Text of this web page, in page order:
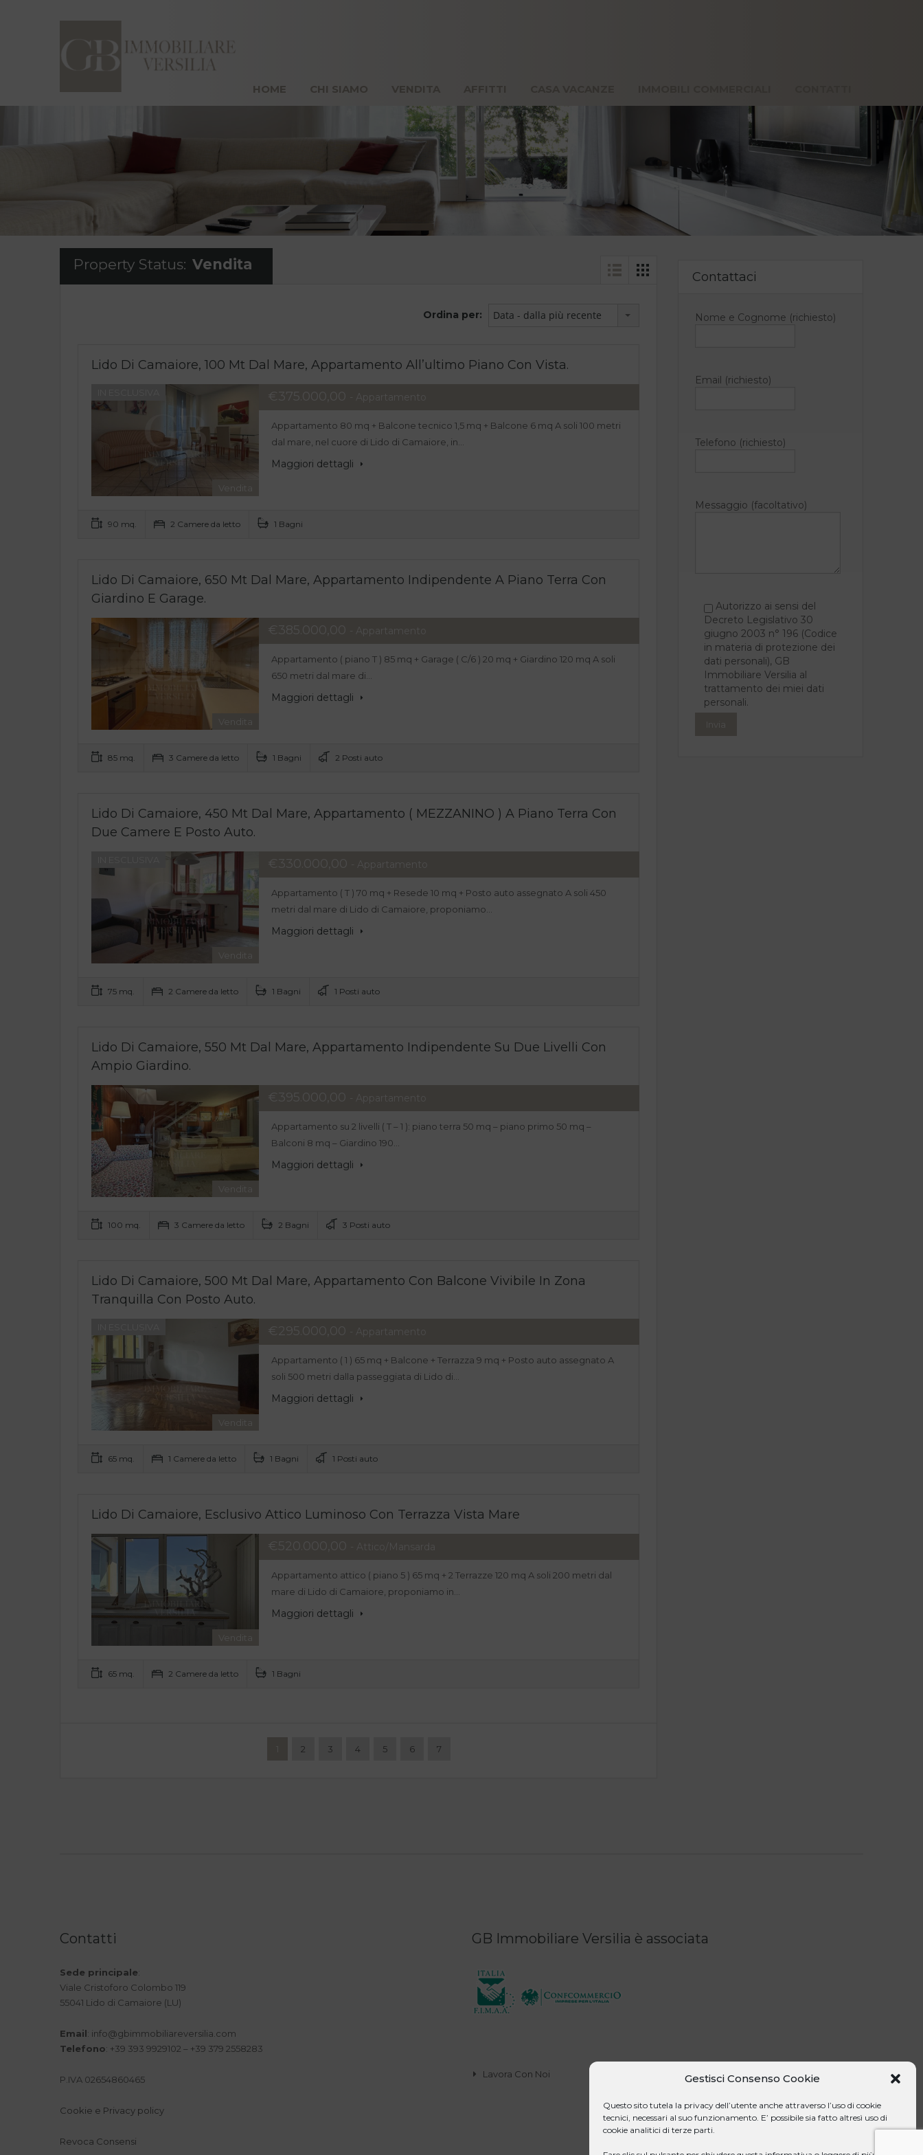
Gestisci Consenso Cookie
Questo sito tutela la privacy dell’utente anche attraverso l’uso di cookie
tecnici, necessari al suo funzionamento. E’ possibile sia fatto altresì uso di
cookie analitici di terze parti.
HOME CHI SIAMO VENDITA
Property Status: Vendita
Ordina per: Data - dalla più recente
Lido Di Camaiore, 100 Mt Dal Mare, Appartamento All’ultimo Piano Con Vista.
Vendita
€375.000,00 - Appartamento
Appartamento 80 mq + Balcone tecnico 1,5 mq + Balcone 6 mq A soli 100 metri
dal mare, nel cuore di Lido di Camaiore, in…
Maggiori dettagli
90 mq. 2 Camere da letto 1 Bagni
Lido Di Camaiore, 650 Mt Dal Mare, Appartamento Indipendente A Piano Terra Con
Giardino E Garage.
Vendita
€385.000,00 - Appartamento
Appartamento ( piano T ) 85 mq + Garage ( C/6 ) 20 mq + Giardino 120 mq A soli
650 metri dal mare di…
Maggiori dettagli
85 mq. 3 Camere da letto 1 Bagni 2 Posti auto
Lido Di Camaiore, 450 Mt Dal Mare, Appartamento ( MEZZANINO ) A Piano Terra Con
Due Camere E Posto Auto.
Vendita
€330.000,00 - Appartamento
Appartamento ( T ) 70 mq + Resede 10 mq + Posto auto assegnato A soli 450
metri dal mare di Lido di Camaiore, proponiamo…
Maggiori dettagli
75 mq. 2 Camere da letto 1 Bagni 1 Posti auto
Lido Di Camaiore, 550 Mt Dal Mare, Appartamento Indipendente Su Due Livelli Con
Ampio Giardino.
Vendita
€395.000,00 - Appartamento
Appartamento su 2 livelli ( T – 1 ): piano terra 50 mq – piano primo 50 mq –
Balconi 8 mq – Giardino 190…
Maggiori dettagli
100 mq. 3 Camere da letto 2 Bagni 3 Posti auto
Lido Di Camaiore, 500 Mt Dal Mare, Appartamento Con Balcone Vivibile In Zona
Tranquilla Con Posto Auto.
Vendita
€295.000,00 - Appartamento
Appartamento ( 1 ) 65 mq + Balcone + Terrazza 9 mq + Posto auto assegnato A
soli 500 metri dalla passeggiata di Lido di…
Maggiori dettagli
65 mq. 1 Camere da letto 1 Bagni 1 Posti auto
Lido Di Camaiore, Esclusivo Attico Luminoso Con Terrazza Vista Mare
Vendita
€520.000,00 - Attico/Mansarda
Appartamento attico ( piano 5 ) 65 mq + 2 Terrazze 120 mq A soli 200 metri dal
mare di Lido di Camaiore, proponiamo in…
Maggiori dettagli
65 mq. 2 Camere da letto 1 Bagni
1 2 3 4 5 6 7
Contattaci
Nome e Cognome (richiesto)
Email (richiesto)
Telefono (richiesto)
Messaggio (facoltativo)
Autorizzo ai sensi del
Decreto Legislativo 30
giugno 2003 n° 196 (Codice
in materia di protezione dei
dati personali), GB
Immobiliare Versilia al
trattamento dei miei dati
personali.
Contatti
Sede principale:
Viale Cristoforo Colombo 119
55041 Lido di Camaiore (LU)
Email: info@gbimmobiliareversilia.com
Telefono: +39 393 9929102 – +39 379 2558283
P.IVA 02654860465
Cookie e Privacy policy
Revoca Consensi
GB Immobiliare Versilia è associata
Lavora Con Noi